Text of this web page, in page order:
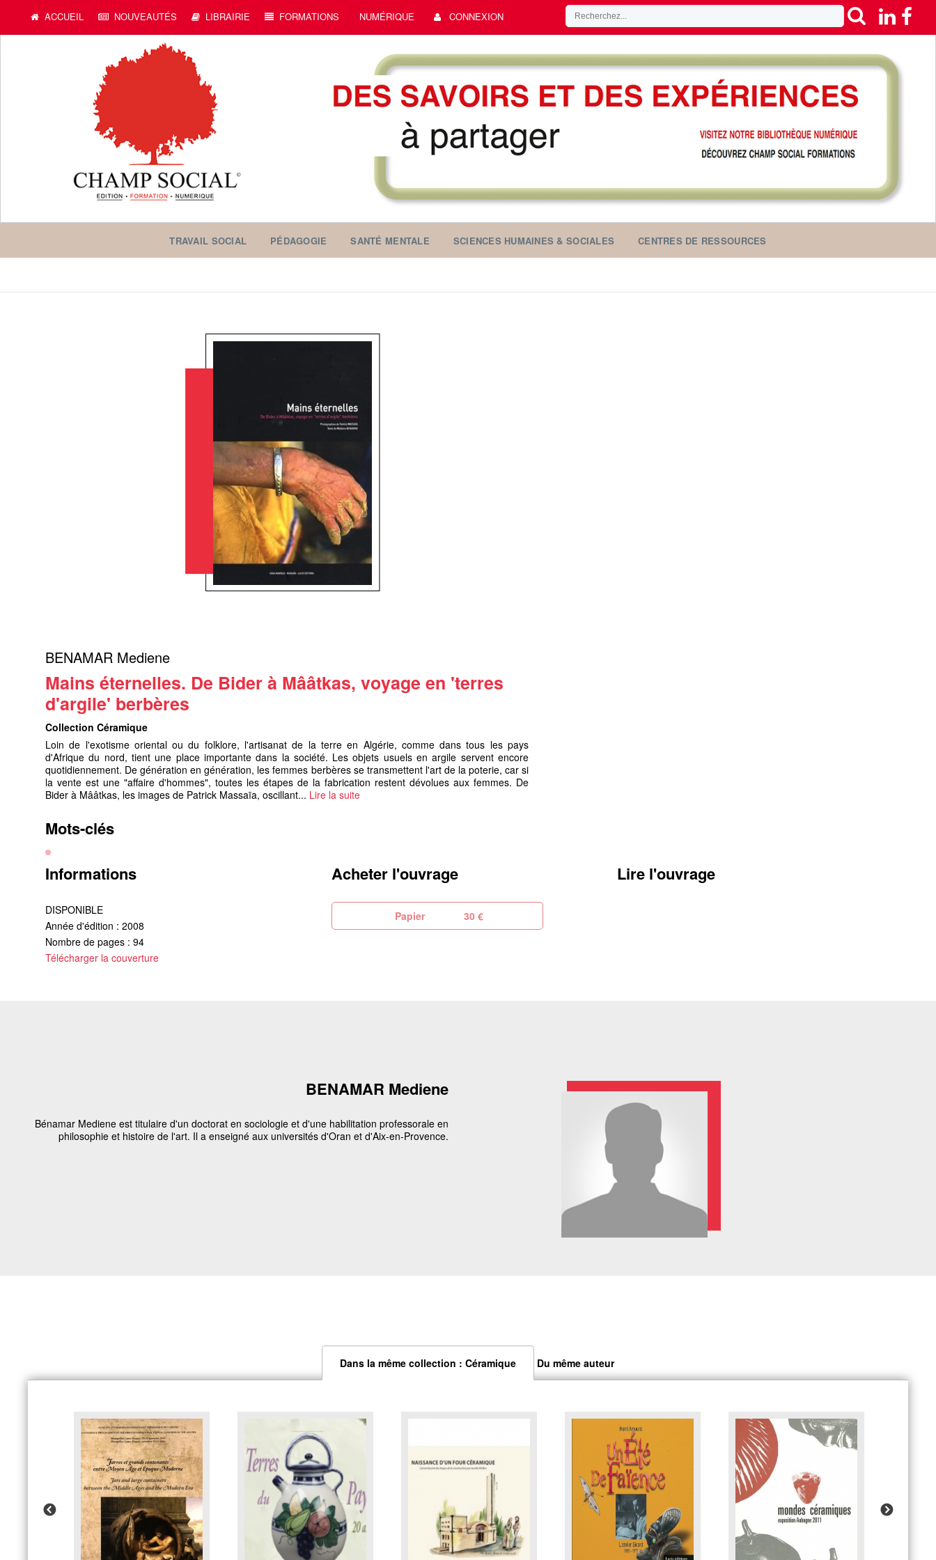
ACCUEIL NOUVEAUTÉS LIBRAIRIE FORMATIONS NUMÉRIQUE CONNEXION
TRAVAIL SOCIAL PÉDAGOGIE SANTÉ MENTALE SCIENCES HUMAINES & SOCIALES CENTRES DE RESSOURCES
BENAMAR Mediene
Mains éternelles. De Bider à Mââtkas, voyage en 'terres
d'argile' berbères
Collection Céramique
Loin de l'exotisme oriental ou du folklore, l'artisanat de la terre en Algérie, comme dans tous les pays
d'Afrique du nord, tient une place importante dans la société. Les objets usuels en argile servent encore
quotidiennement. De génération en génération, les femmes berbères se transmettent l'art de la poterie, car si
la vente est une "affaire d'hommes", toutes les étapes de la fabrication restent dévolues aux femmes. De
Bider à Mââtkas, les images de Patrick Massaïa, oscillant... Lire la suite
Mots-clés
Informations
DISPONIBLE
Année d'édition : 2008
Nombre de pages : 94
Télécharger la couverture
Acheter l'ouvrage
Papier 30 €
Lire l'ouvrage
BENAMAR Mediene
Bénamar Mediene est titulaire d'un doctorat en sociologie et d'une habilitation professorale en
philosophie et histoire de l'art. Il a enseigné aux universités d'Oran et d'Aix-en-Provence.
Dans la même collection : Céramique Du même auteur